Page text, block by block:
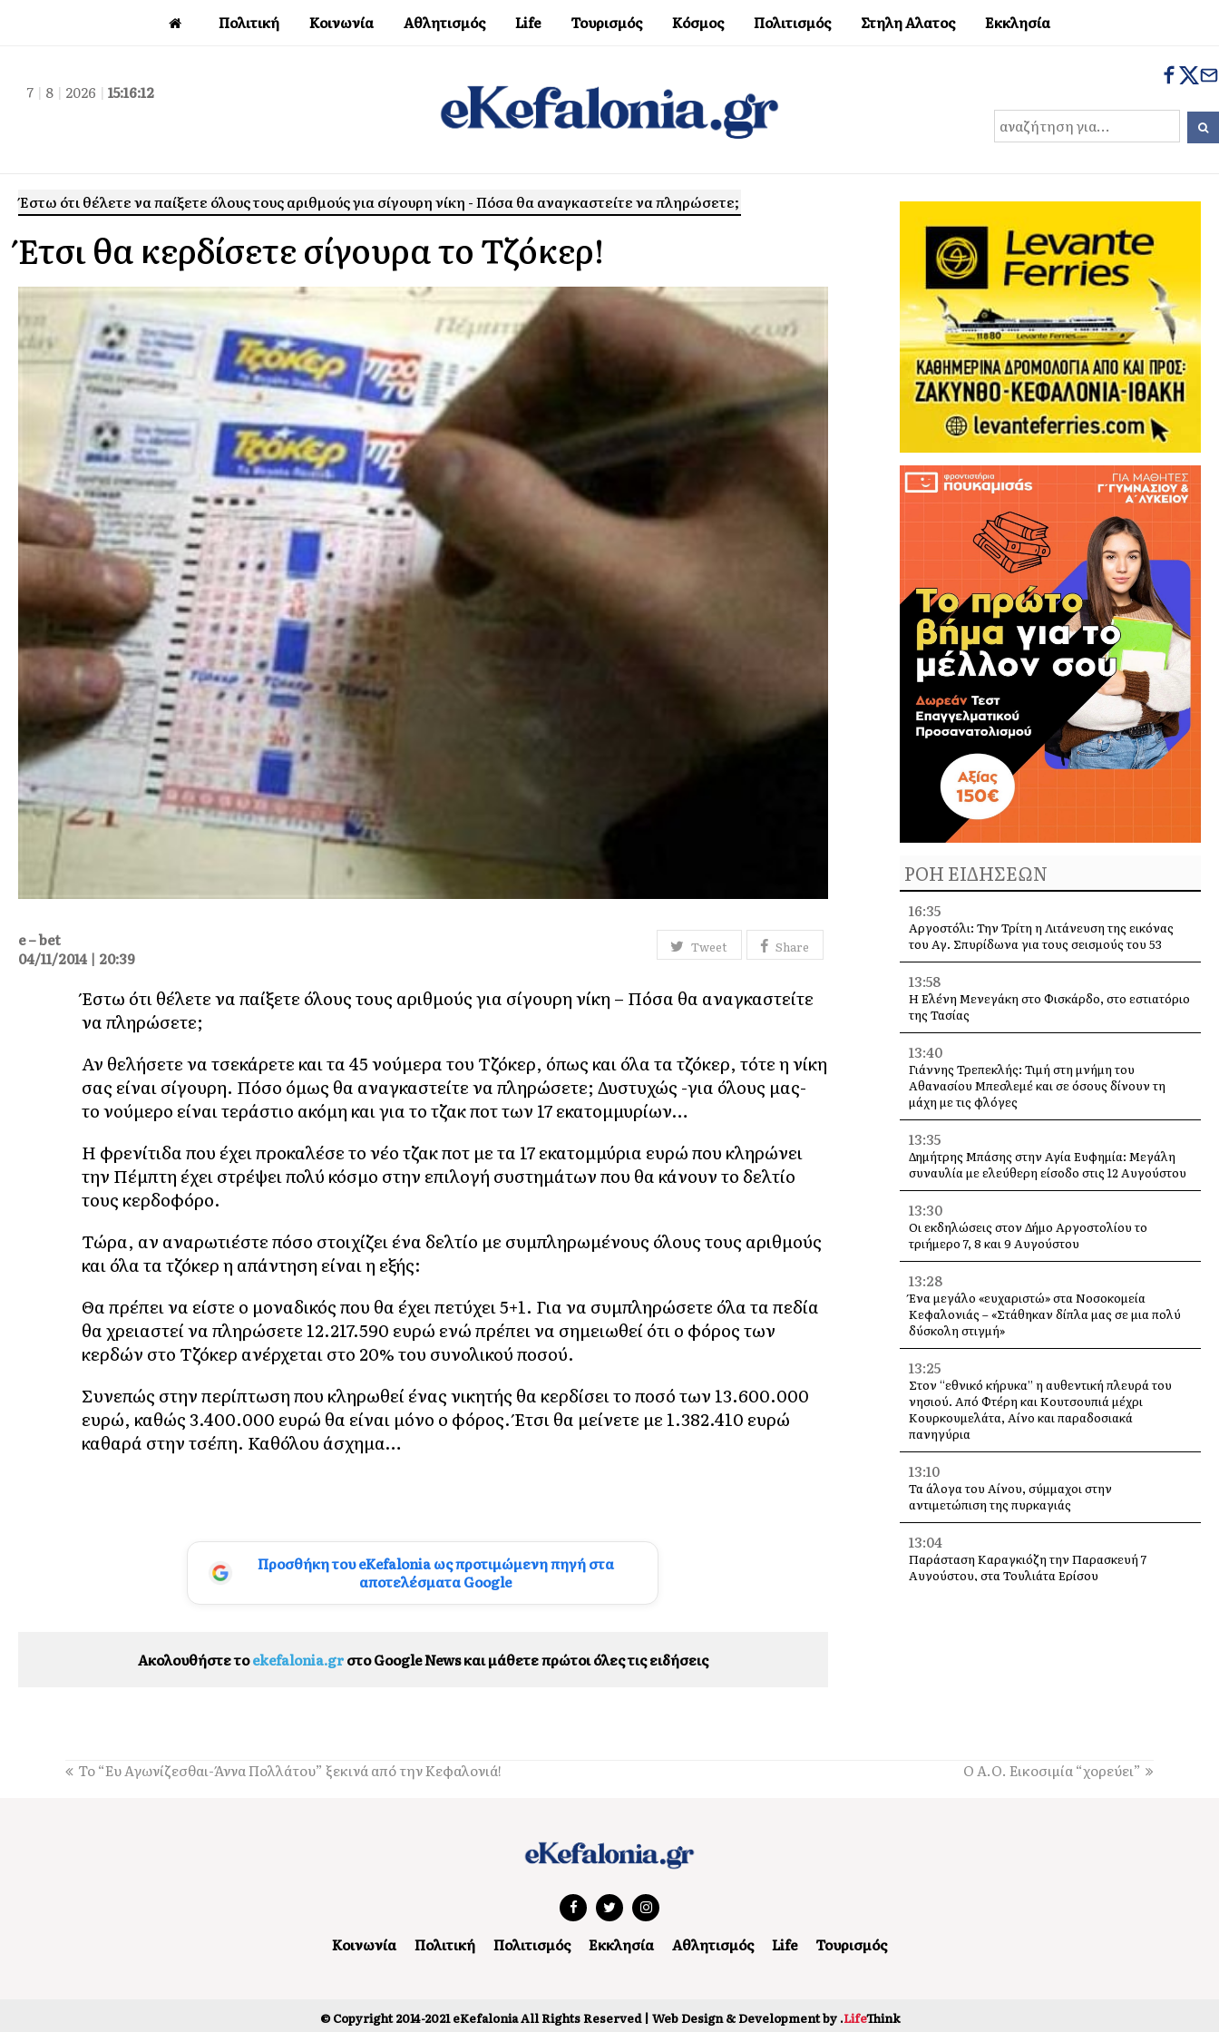
Πολιτική Κοινωνία Αθλητισμός Life Τουρισμός Κόσμος Πολιτισμός Στηλη Αλατος Εκκλησία
7 | 8 | 2026 | 15:16:13
Έστω ότι θέλετε να παίξετε όλους τους αριθμούς για σίγουρη νίκη - Πόσα θα αναγκαστείτε να πληρώσετε;
Έτσι θα κερδίσετε σίγουρα το Τζόκερ!
Tweet Share
e – bet
04/11/2014 | 20:39
Έστω ότι θέλετε να παίξετε όλους τους αριθμούς για σίγουρη νίκη – Πόσα θα αναγκαστείτε
να πληρώσετε;
Αν θελήσετε να τσεκάρετε και τα 45 νούμερα του Τζόκερ, όπως και όλα τα τζόκερ, τότε η νίκη
σας είναι σίγουρη. Πόσο όμως θα αναγκαστείτε να πληρώσετε; Δυστυχώς -για όλους μας-
το νούμερο είναι τεράστιο ακόμη και για το τζακ ποτ των 17 εκατομμυρίων…
Η φρενίτιδα που έχει προκαλέσε το νέο τζακ ποτ με τα 17 εκατομμύρια ευρώ που κληρώνει
την Πέμπτη έχει στρέψει πολύ κόσμο στην επιλογή συστημάτων που θα κάνουν το δελτίο
τους κερδοφόρο.
Τώρα, αν αναρωτιέστε πόσο στοιχίζει ένα δελτίο με συμπληρωμένους όλους τους αριθμούς
και όλα τα τζόκερ η απάντηση είναι η εξής:
Θα πρέπει να είστε ο μοναδικός που θα έχει πετύχει 5+1. Για να συμπληρώσετε όλα τα πεδία
θα χρειαστεί να πληρώσετε 12.217.590 ευρώ ενώ πρέπει να σημειωθεί ότι ο φόρος των
κερδών στο Τζόκερ ανέρχεται στο 20% του συνολικού ποσού.
Συνεπώς στην περίπτωση που κληρωθεί ένας νικητής θα κερδίσει το ποσό των 13.600.000
ευρώ, καθώς 3.400.000 ευρώ θα είναι μόνο ο φόρος. Έτσι θα μείνετε με 1.382.410 ευρώ
καθαρά στην τσέπη. Καθόλου άσχημα…
Προσθήκη του eKefalonia ως προτιμώμενη πηγή στα
αποτελέσματα Google
Ακολουθήστε τοekefalonia.grστο Google News και μάθετε πρώτοι όλες τις ειδήσεις
ΡΟΗ ΕΙΔΗΣΕΩΝ
16:35
Αργοστόλι: Την Τρίτη η Λιτάνευση της εικόνας
του Αγ. Σπυρίδωνα για τους σεισμούς του 53
13:58
Η Ελένη Μενεγάκη στο Φισκάρδο, στο εστιατόριο
της Τασίας
13:40
Γιάννης Τρεπεκλής: Τιμή στη μνήμη του
Αθανασίου Μπεσλεμέ και σε όσους δίνουν τη
μάχη με τις φλόγες
13:35
Δημήτρης Μπάσης στην Αγία Ευφημία: Μεγάλη
συναυλία με ελεύθερη είσοδο στις 12 Αυγούστου
13:30
Οι εκδηλώσεις στον Δήμο Αργοστολίου το
τριήμερο 7, 8 και 9 Αυγούστου
13:28
Ένα μεγάλο «ευχαριστώ» στα Νοσοκομεία
Κεφαλονιάς – «Στάθηκαν δίπλα μας σε μια πολύ
δύσκολη στιγμή»
13:25
Στον “εθνικό κήρυκα” η αυθεντική πλευρά του
νησιού. Από Φτέρη και Κουτσουπιά μέχρι
Κουρκουμελάτα, Αίνο και παραδοσιακά
πανηγύρια
13:10
Τα άλογα του Αίνου, σύμμαχοι στην
αντιμετώπιση της πυρκαγιάς
13:04
Παράσταση Καραγκιόζη την Παρασκευή 7
Αυγούστου, στα Τουλιάτα Ερίσου
Το “Eυ Aγωνίζεσθαι-Άννα Πολλάτου” ξεκινά από την Κεφαλονιά! Ο Α.Ο. Εικοσιμία “χορεύει”
Κοινωνία Πολιτική Πολιτισμός Εκκλησία Αθλητισμός Life Τουρισμός
© Copyright 2014-2021 eKefalonia All Rights Reserved | Web Design & Development by .LifeThink